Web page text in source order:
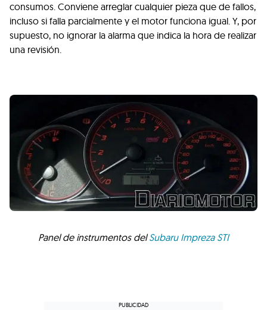
consumos. Conviene arreglar cualquier pieza que de fallos,
incluso si falla parcialmente y el motor funciona igual. Y, por
supuesto, no ignorar la alarma que indica la hora de realizar
una revisión.
Panel de instrumentos delSubaru Impreza STI